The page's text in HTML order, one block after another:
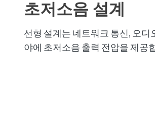
초저소음 설계
선형 설계는 네트워크 통신, 오디
야에 초저소음 출력 전압을 제공